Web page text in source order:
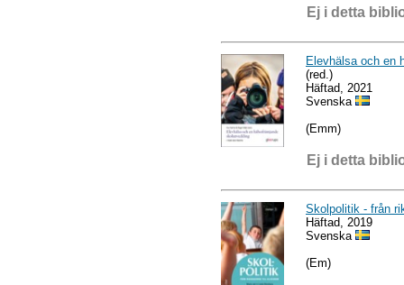
Ej i detta
Elevhälsa och en
(red.)
Häftad, 2021
Svenska
(Emm)
Ej i detta
Skolpolitik - från
Häftad, 2019
Svenska
(Em)